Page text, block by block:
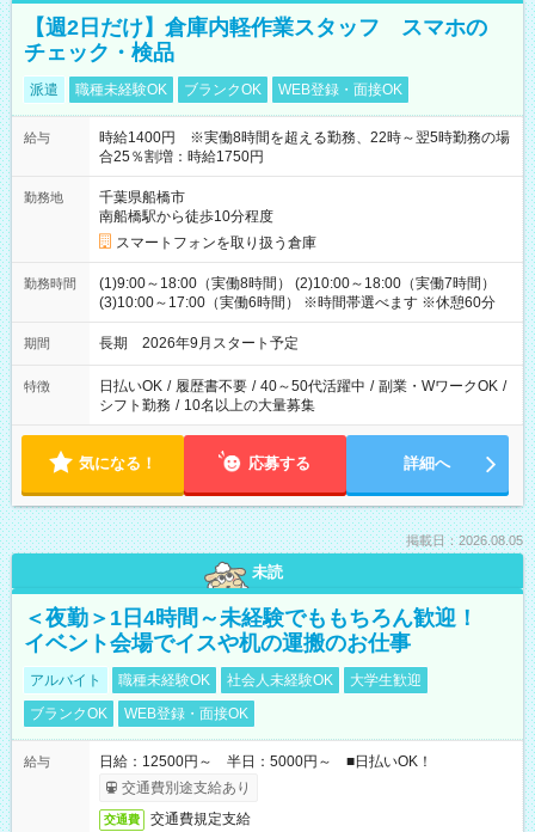
【週2日だけ】倉庫内軽作業スタッフ スマホの
チェック・検品
派遣 職種未経験OK ブランクOK WEB登録・面接OK
給与
時給1400円 ※実働8時間を超える勤務、22時～翌5時勤務の場
合25％割増：時給1750円
勤務地
千葉県船橋市
南船橋駅から徒歩10分程度
スマートフォンを取り扱う倉庫
勤務時間
(1)9:00～18:00（実働8時間） (2)10:00～18:00（実働7時間）
(3)10:00～17:00（実働6時間） ※時間帯選べます ※休憩60分
期間 長期 2026年9月スタート予定
特徴 日払いOK / 履歴書不要 / 40～50代活躍中 / 副業・WワークOK /
シフト勤務 / 10名以上の大量募集
気になる！ 応募する 詳細へ
掲載日：2026.08.05
未読
＜夜勤＞1日4時間～未経験でももちろん歓迎！
イベント会場でイスや机の運搬のお仕事
アルバイト 職種未経験OK 社会人未経験OK
大学生歓迎
ブランクOK
WEB登録・面接OK
給与
日給：12500円～ 半日：5000円～ ■日払いOK！
交通費別途支給あり
交通費 交通費規定支給